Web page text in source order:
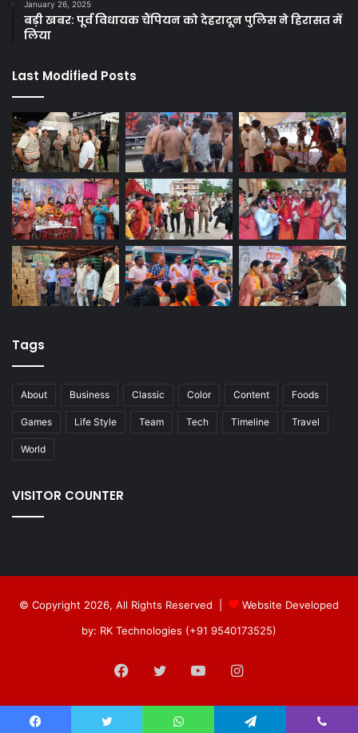
January 26, 2025
बड़ी खबर: पूर्व विधायक चैंपियन को देहरादून पुलिस ने हिरासत में
लिया
Last Modified Posts
Tags
About Business Classic Color Content Foods
Games Life Style Team Tech Timeline Travel
World
VISITOR COUNTER
© Copyright 2026, All Rights Reserved |
Website Developed
by: RK Technologies (+91 9540173525)
Facebook
TwitterYouTubeInstagram